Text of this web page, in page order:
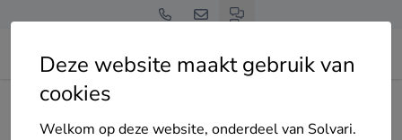
Deze website maakt gebruik van
cookies
Welkom op deze website, onderdeel van Solvari.
Home Bedrijven overzicht